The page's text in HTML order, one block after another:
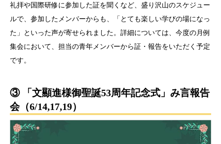
礼拝や国際研修に参加した証を聞くなど、盛り沢山のスケジュー
ルで、参加したメンバーからも、「とても楽しい学びの場になっ
た」といった声が寄せられました。詳細については、今度の月例
集会において、担当の青年メンバーから証・報告をいただく予定
です。
③ 「文顯進様御聖誕53周年記念式」み言報告
会（6/14,17,19）